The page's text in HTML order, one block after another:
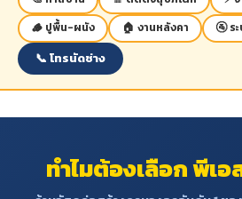
🪵 ปูพื้น-ผนัง
🏠 งานหลังคา 🚰 ร
📞 โทรนัดช่าง
ทำไมต้องเลือก พีเอ